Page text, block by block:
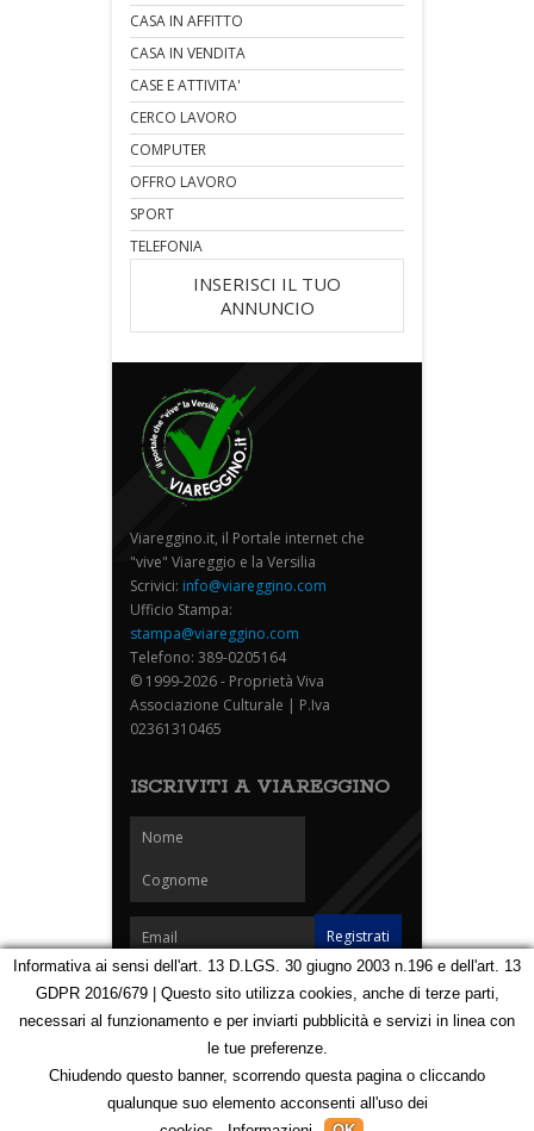
CASA IN AFFITTO
CASA IN VENDITA
CASE E ATTIVITA'
CERCO LAVORO
COMPUTER
OFFRO LAVORO
SPORT
TELEFONIA
INSERISCI IL TUO
ANNUNCIO
Viareggino.it, il Portale internet che
"vive" Viareggio e la Versilia
Scrivici: info@viareggino.com
Ufficio Stampa:
stampa@viareggino.com
Telefono: 389-0205164
© 1999-2026 - Proprietà Viva
Associazione Culturale | P.Iva
02361310465
ISCRIVITI A VIAREGGINO
Homepage Notizie Speciali Eventi Foto Carnevale
Partners
Contatti
Mappa
123196171
Informativa ai sensi dell'art. 13 D.LGS. 30 giugno 2003 n.196 e dell'art. 13
GDPR 2016/679 | Questo sito utilizza cookies, anche di terze parti,
necessari al funzionamento e per inviarti pubblicità e servizi in linea con
le tue preferenze.
Chiudendo questo banner, scorrendo questa pagina o cliccando
qualunque suo elemento acconsenti all'uso dei